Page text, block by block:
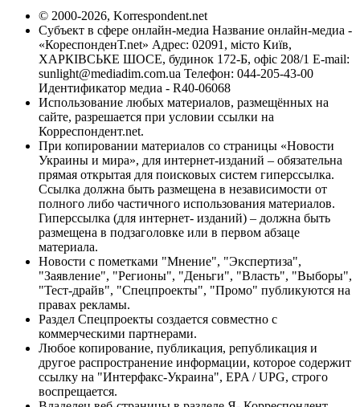
© 2000-2026, Korrespondent.net
Субъект в сфере онлайн-медиа Название онлайн-медиа -
«КореспонденТ.net» Адрес: 02091, місто Київ,
ХАРКІВСЬКЕ ШОСЕ, будинок 172-Б, офіс 208/1 E-mail:
sunlight@mediadim.com.ua Телефон: 044-205-43-00
Идентификатор медиа - R40-06068
Использование любых материалов, размещённых на
сайте, разрешается при условии ссылки на
Корреспондент.net.
При копировании материалов со страницы «Новости
Украины и мира», для интернет-изданий – обязательна
прямая открытая для поисковых систем гиперссылка.
Ссылка должна быть размещена в независимости от
полного либо частичного использования материалов.
Гиперссылка (для интернет- изданий) – должна быть
размещена в подзаголовке или в первом абзаце
материала.
Новости с пометками "Мнение", "Экспертиза",
"Заявление", "Регионы", "Деньги", "Власть", "Выборы",
"Тест-драйв", "Спецпроекты", "Промо" публикуются на
правах рекламы.
Раздел Спецпроекты создается совместно с
коммерческими партнерами.
Любое копирование, публикация, републикация и
другое распространение информации, которое содержит
ссылку на "Интерфакс-Украина", EPA / UPG, строго
воспрещается.